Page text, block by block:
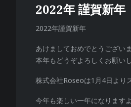
2022年 謹賀新年
2022年謹賀新年
あけましておめでとうございま
本年もどうぞよろしくお願いし
株式会社Roseoは1月4日より
今年も楽しい一年になりますよ